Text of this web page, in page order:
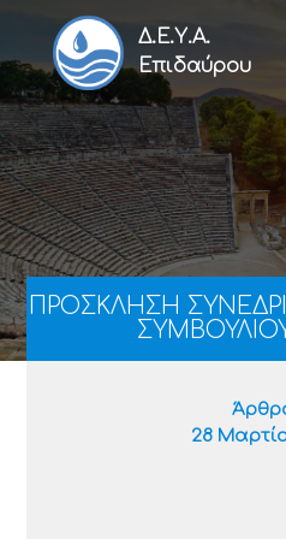
Δ.Ε.Υ.Α.
Επιδαύρου
ΠΡΟΣΚΛΗΣΗ
ΣΥΜΒΟΥΛΙΟΥ
28